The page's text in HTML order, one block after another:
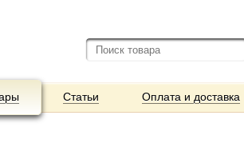
Статьи Оплата и доставка